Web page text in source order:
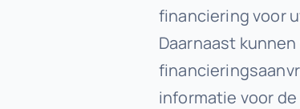
financiering voor
Daarnaast
informatie voor